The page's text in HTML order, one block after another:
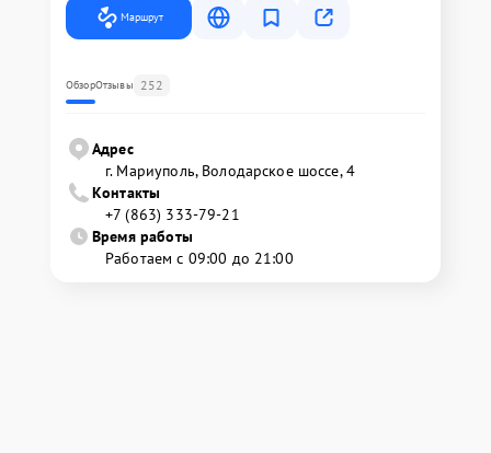
Маршрут
ОбзорОтзывы 252
Адрес
г. Мариуполь, Володарское шоссе, 4
Контакты
+7 (863) 333-79-21
Время работы
Работаем с 09:00 до 21:00